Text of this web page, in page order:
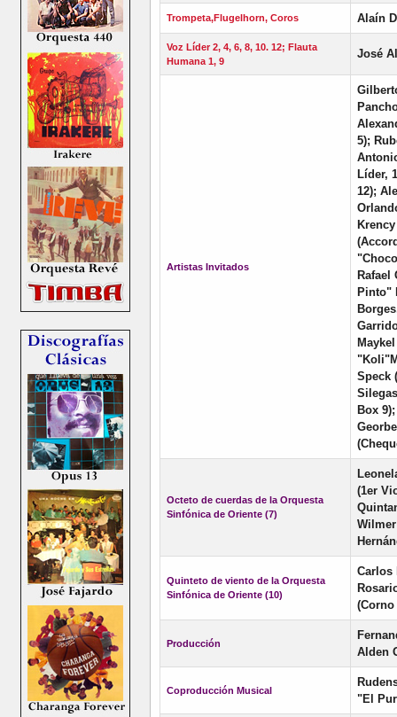
Trompeta,Flugelhorn, Coros Alaín
Voz Líder 2, 4, 6, 8, 10. 12; Flauta
Humana 1, 9
José
Artistas Invitados
5);
Líder,
12);
Rafael
Pinto"
Speck
Box
Octeto de cuerdas de la Orquesta
Sinfónica de Oriente (7)
(1er
Quinteto de viento de la Orquesta
Sinfónica de Oriente (10)
Carlos
Producción
Alden
Coproducción Musical
"El